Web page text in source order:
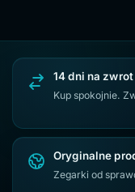
Zegarki damskie do
Zegarki damskie
14 dni na zwrot
Kup spokojnie.
Oryginalne
Zegarki od